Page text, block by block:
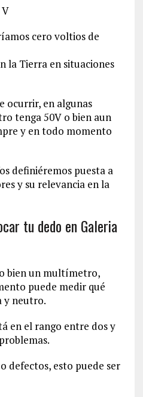
V
cero voltios de
la Tierra en situaciones
ocurrir, en algunas
tenga 50V o bien aun
y en todo momento
definiéremos puesta a
y su relevancia en la
tu dedo en Galeria
bien un multímetro,
puede medir qué
y neutro.
en el rango entre dos y
defectos, esto puede ser